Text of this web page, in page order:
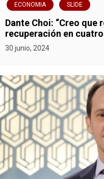
ECONOMIA SLIDE
Dante Choi: “Creo que
recuperación en
30 junio, 2024